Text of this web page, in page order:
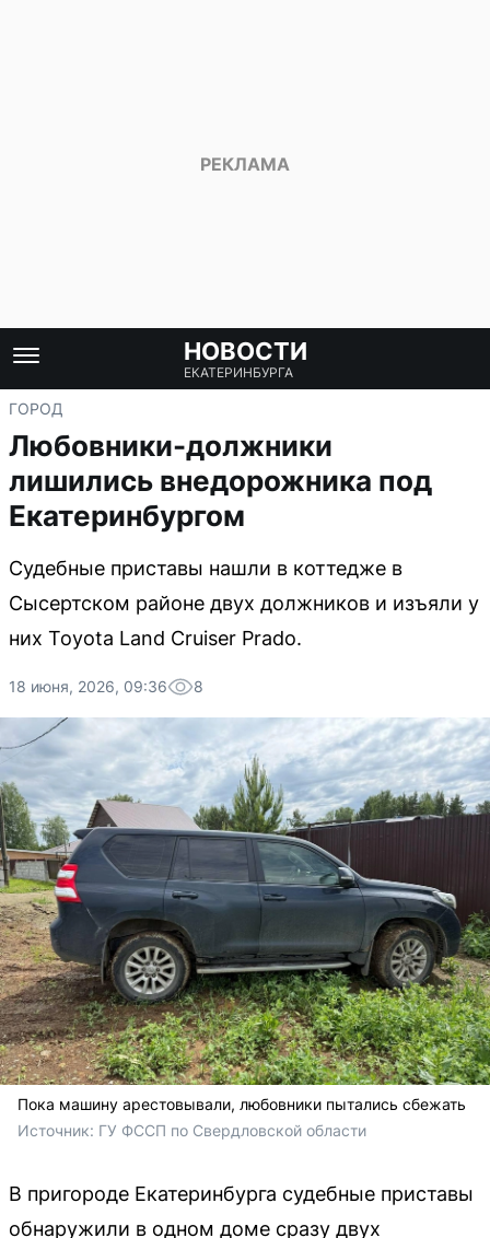
НОВОСТИ
ЕКАТЕРИНБУРГА
ГОРОД
Любовники-должники
лишились внедорожника под
Екатеринбургом
Судебные приставы нашли в коттедже в
Сысертском районе двух должников и изъяли у
них Toyota Land Cruiser Prado.
18 июня, 2026, 09:36 8
Пока машину арестовывали, любовники пытались сбежать
Источник: ГУ ФССП по Свердловской области
В пригороде Екатеринбурга судебные приставы
обнаружили в одном доме сразу двух